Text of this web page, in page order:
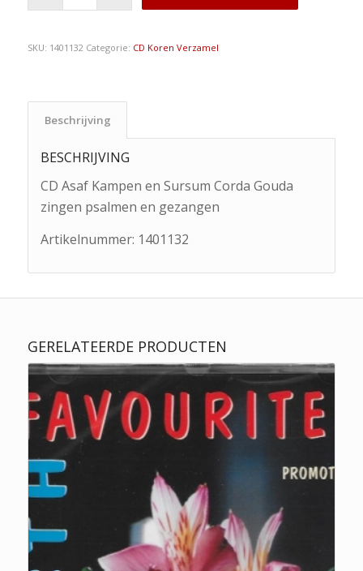
SKU: 1401132 Categorie: CD Koren Verzamel
Beschrijving
BESCHRIJVING
CD Asaf Kampen en Sursum Corda Gouda
zingen psalmen en gezangen
Artikelnummer: 1401132
GERELATEERDE PRODUCTEN